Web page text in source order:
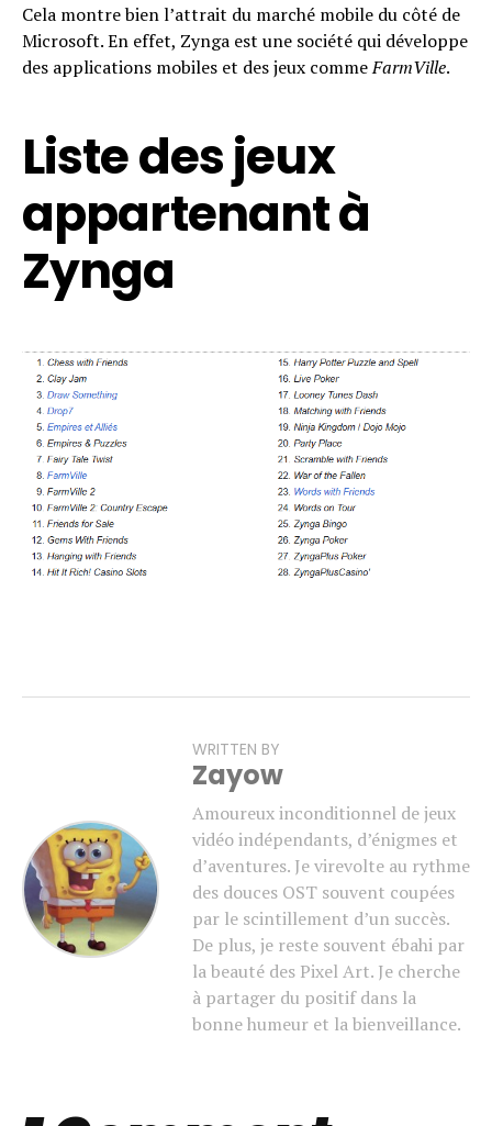
Cela montre bien l’attrait du marché mobile du côté de
Microsoft. En effet, Zynga est une société qui développe
des applications mobiles et des jeux commeFarmVille.
Liste des jeux
appartenant à
Zynga
WRITTEN BY
Zayow
Amoureux inconditionnel de jeux
vidéo indépendants, d’énigmes et
d’aventures. Je virevolte au rythme
des douces OST souvent coupées
par le scintillement d’un succès.
De plus, je reste souvent ébahi par
la beauté des Pixel Art. Je cherche
à partager du positif dans la
bonne humeur et la bienveillance.